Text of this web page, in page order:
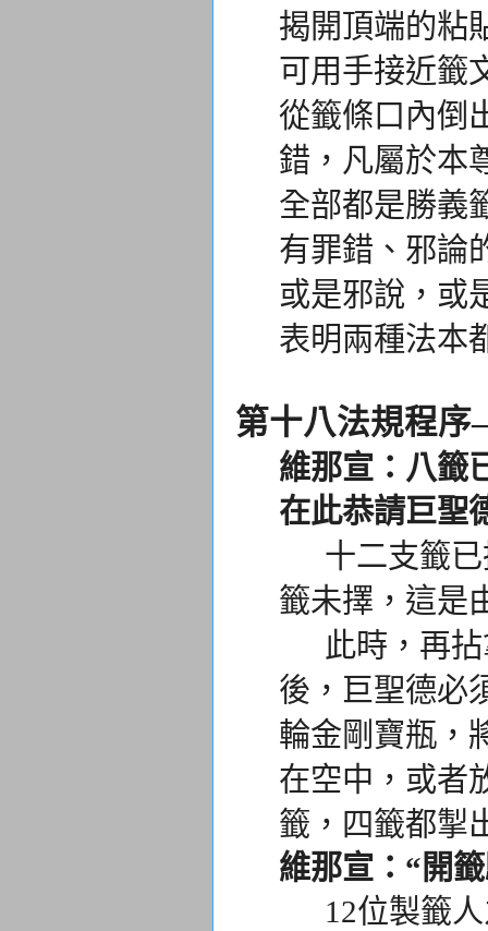
揭開頂端的粘
可用手接近籤
從籤條口內倒
錯， 凡屬於本
全部都是勝義
有罪錯、邪論
或是邪說，或
表明兩種法本
第十八法規程
維那宣：八籤
在此恭請巨聖
十二支籤已
籤未擇， 這是
此時，再拈
後， 巨聖德必
輪金剛寶瓶，
在空中， 或者
籤， 四籤都掣
維那宣：“開
12位製籤人